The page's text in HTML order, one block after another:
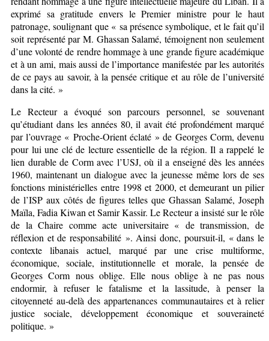
exprimé sa gratitude envers le Premier ministre pour le haut
patronage, soulignant que « sa présence symbolique, et le fait qu’il
soit représenté par M. Ghassan Salamé, témoignent non seulement
d’une volonté de rendre hommage à une grande figure académique
et à un ami, mais aussi de l’importance manifestée par les autorités
de ce pays au savoir, à la pensée critique et au rôle de l’université
dans la cité. »
Le Recteur a évoqué son parcours personnel, se souvenant
qu’étudiant dans les années 80, il avait été profondément marqué
par l’ouvrage « Proche-Orient éclaté » de Georges Corm, devenu
pour lui une clé de lecture essentielle de la région. Il a rappelé le
lien durable de Corm avec l’USJ, où il a enseigné dès les années
1960, maintenant un dialogue avec la jeunesse même lors de ses
fonctions ministérielles entre 1998 et 2000, et demeurant un pilier
de l’ISP aux côtés de figures telles que Ghassan Salamé, Joseph
Maïla, Fadia Kiwan et Samir Kassir. Le Recteur a insisté sur le rôle
de la Chaire comme acte universitaire « de transmission, de
réflexion et de responsabilité ». Ainsi donc, poursuit-il, « dans le
contexte libanais actuel, marqué par une crise multiforme,
économique, sociale, institutionnelle et morale, la pensée de
Georges Corm nous oblige. Elle nous oblige à ne pas nous
endormir, à refuser le fatalisme et la lassitude, à penser la
citoyenneté au-delà des appartenances communautaires et à relier
justice sociale, développement économique et souveraineté
politique. »